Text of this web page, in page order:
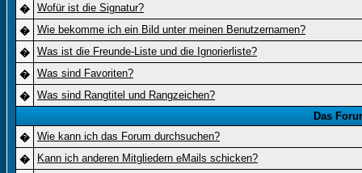
� Wofür ist die Signatur?
� Wie bekomme ich ein Bild unter meinen Benutzernamen?
� Was ist die Freunde-Liste und die Ignorierliste?
� Was sind Favoriten?
� Was sind Rangtitel und Rangzeichen?
Das
� Wie kann ich das Forum durchsuchen?
�
Kann ich anderen Mitgliedern eMails schicken?